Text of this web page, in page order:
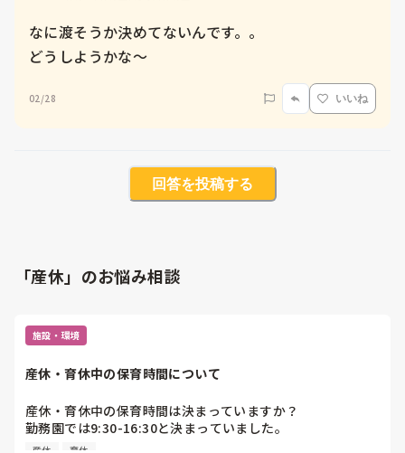
なに渡そうか決めてないんです。。
どうしようかな〜
02/28 いいね
回答を投稿する
「産休」のお悩み相談
施設・環境
産休・育休中の保育時間について
産休・育休中の保育時間は決まっていますか？
勤務園では9:30-16:30と決まっていました。
子どもを預けている園では割と緩やかなようです。
産休 育休